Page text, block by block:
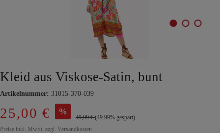
Kleid aus Viskose-Satin, bunt
Artikelnummer: 31015-370-039
25,00 € %
49,99 €(49.99% gespart)
Preise inkl. MwSt. zzgl. Versandkosten